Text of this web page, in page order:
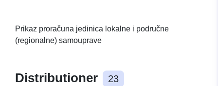
Prikaz proračuna jedinica lokalne i područne
(regionalne) samouprave
Distributioner 23